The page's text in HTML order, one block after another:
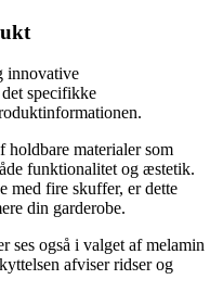
innovative
specifikke
holdbare materialer som
funktionalitet og æstetik.
med fire skuffer, er dette
din garderobe.
ses også i valget af melamin
afviser ridser og